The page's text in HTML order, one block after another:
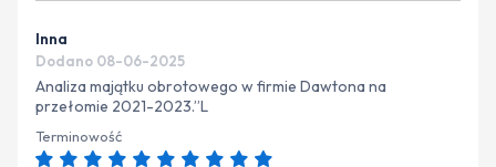
Inna
Dodano 08-06-2025
Analiza majątku obrotowego w firmie Dawtona na
przełomie 2021-2023.”L
Terminowość